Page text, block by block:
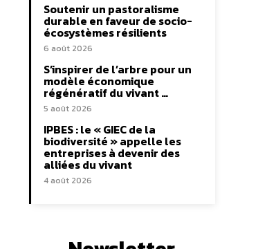
Soutenir un pastoralisme
durable en faveur de socio-
écosystèmes résilients
6 août 2026
S’inspirer de l’arbre pour un
modèle économique
régénératif du vivant …
5 août 2026
IPBES : le « GIEC de la
biodiversité » appelle les
entreprises à devenir des
alliées du vivant
4 août 2026